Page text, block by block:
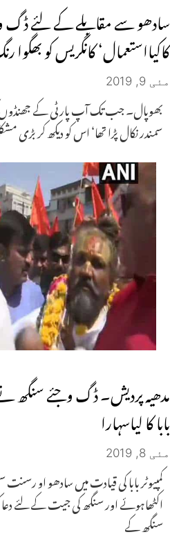
سادھو سے مقابلے کے لئے
کاکیااستعمال‘ کانگریس کو بھگوا
مئی 9, 2019
بھوپال۔ جب تک آپ پارٹی کے جھنڈوں
سمندر نکال پڑا تھا‘ اس کو دیکھ کر
مدھیہ پردیش۔ ڈگ وجئے سنگھ نے
بابا کا لیاسہارا
مئی 8, 2019
کمپیوٹر بابا کی قیادت میں سادھو او
اکٹھاہوئے اور سنگھ کی جیت کے لئے دعا
سنگھ کے